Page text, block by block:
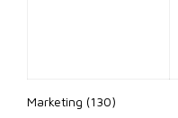
Marketing (130)